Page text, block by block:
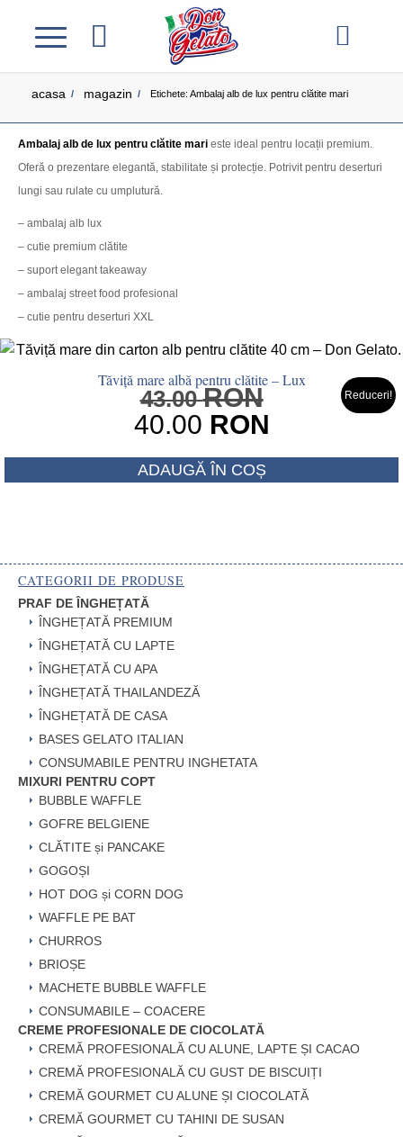
acasa / magazin / Etichete: Ambalaj alb de lux pentru clătite mari
Ambalaj alb de lux pentru clătite mari este ideal pentru locații premium.
Oferă o prezentare elegantă, stabilitate și protecție. Potrivit pentru deserturi
lungi sau rulate cu umplutură.
– ambalaj alb lux
– cutie premium clătite
– suport elegant takeaway
– ambalaj street food profesional
– cutie pentru deserturi XXL
Tăviță mare albă pentru clătite – Lux
43.00RONPrețul
inițial
a
fost:
43.00
40.00 RON
Prețul
curent
ADAUGĂ ÎN COȘ
Reduceri!
CATEGORII DE PRODUSE
PRAF DE ÎNGHEȚATĂ
ÎNGHEȚATĂ PREMIUM
ÎNGHEȚATĂ CU LAPTE
ÎNGHEȚATĂ CU APA
ÎNGHEȚATĂ THAILANDEZĂ
ÎNGHEȚATĂ DE CASA
BASES GELATO ITALIAN
CONSUMABILE PENTRU INGHETATA
MIXURI PENTRU COPT
BUBBLE WAFFLE
GOFRE BELGIENE
CLĂTITE și PANCAKE
GOGOȘI
HOT DOG și CORN DOG
WAFFLE PE BAT
CHURROS
BRIOȘE
MACHETE BUBBLE WAFFLE
CONSUMABILE – COACERE
CREME PROFESIONALE DE CIOCOLATĂ
CREMĂ PROFESIONALĂ CU ALUNE, LAPTE ȘI CACAO
CREMĂ PROFESIONALĂ CU GUST DE BISCUIȚI
CREMĂ GOURMET CU ALUNE ȘI CIOCOLATĂ
CREMĂ GOURMET CU TAHINI DE SUSAN